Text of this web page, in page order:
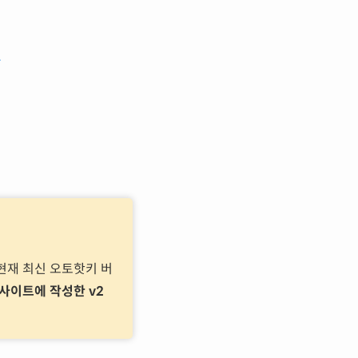
재 최신 오토핫키 버
이트에 작성한 v2